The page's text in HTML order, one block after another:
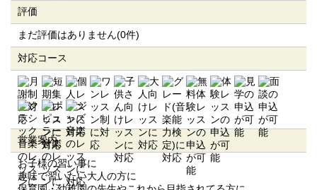
評価
まだ評価はありません(0件)
対応コース
営業案内
お子様の習い事に
趣味で習いたい大人の方に